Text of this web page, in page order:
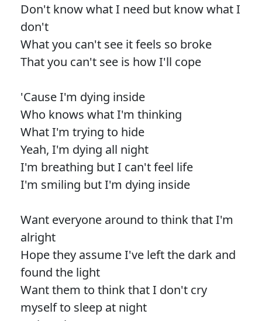
Don't know what I need but know what I
don't
What you can't see it feels so broke
That you can't see is how I'll cope
'Cause I'm dying inside
Who knows what I'm thinking
What I'm trying to hide
Yeah, I'm dying all night
I'm breathing but I can't feel life
I'm smiling but I'm dying inside
Want everyone around to think that I'm
alright
Hope they assume I've left the dark and
found the light
Want them to think that I don't cry
myself to sleep at night